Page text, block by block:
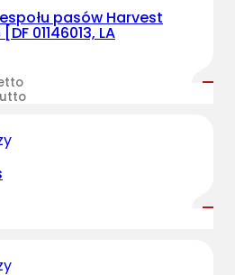
pasów Harvest
01146013, LA